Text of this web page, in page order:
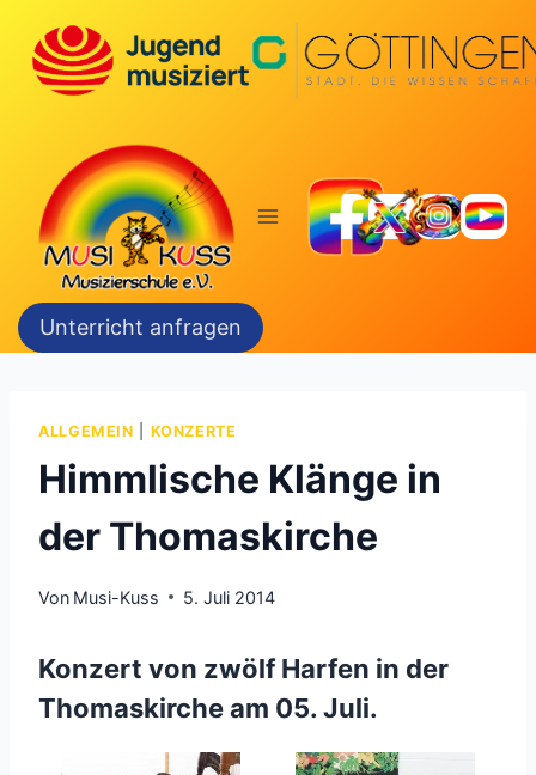
Inhalt
springen
Unterricht anfragen
ALLGEMEIN KONZERTE
Himmlische Klänge in
der Thomaskirche
Von Musi-Kuss 5. Juli 2014
Konzert von zwölf Harfen in der
Thomaskirche am 05. Juli.